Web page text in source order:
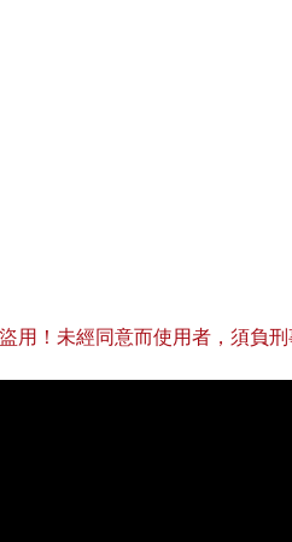
用！未經同意而使用者，須負